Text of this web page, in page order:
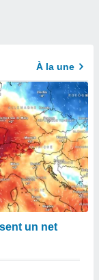
À la une
un net